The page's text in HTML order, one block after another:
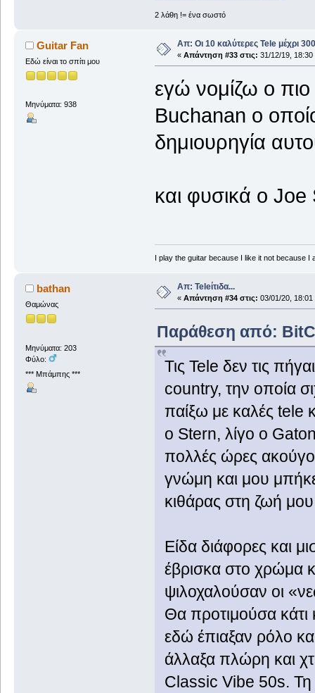
2 λάθη != ένα σωστό
Guitar Fan
Εδώ είναι το σπίτι μου
Μηνύματα: 938
Απ: Οι 10 καλύτερες Tele μέχρι
« Απάντηση #33 στις: 31/12/19, 18:30
εγώ νομίζω ο πιο
Buchanan ο
δημιουρηγία
και φυσικά ο
I play the guitar because I like it not because I
bathan
Θαμώνας
Μηνύματα: 203
Φύλο:
*** Μπάμπης ***
Απ: Teleίτιδα...
« Απάντηση #34 στις: 03/01/20, 18:01
Παράθεση από:
Τις Tele δεν τις
country, την οποία
παίξω με καλές tele
ο Stern, λίγο ο
πολλές ώρες
γνώμη και μου
κιθάρας στη ζωή μου
Είδα διάφορες και
έβρισκα στο χρώμα
ψιλοχαλούσαν οι
Θα προτιμούσα
εδώ έπιαξαν ρόλο
άλλαξα πλώρη και
Classic Vibe 50s. Τη